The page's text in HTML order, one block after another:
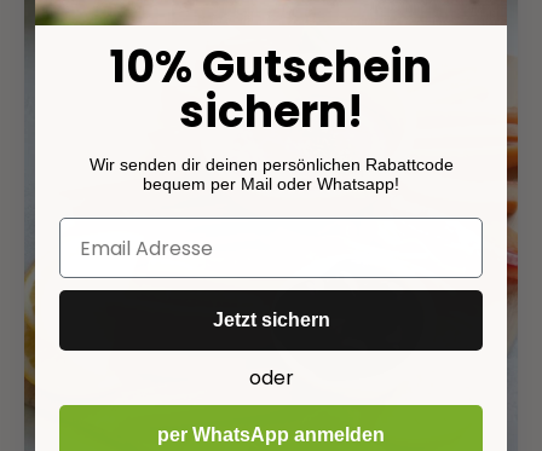
10% Gutschein
sichern!
Wir senden dir deinen persönlichen Rabattcode
bequem per Mail oder Whatsapp!
Jetzt sichern
oder
per WhatsApp anmelden